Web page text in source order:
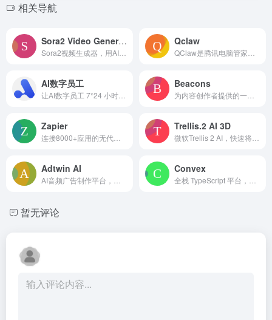
相关导航
Sora2 Video Generator Qclaw
AI数字员工 Beacons
Zapier Trellis.2 AI 3D
Adtwin AI Convex
暂无评论